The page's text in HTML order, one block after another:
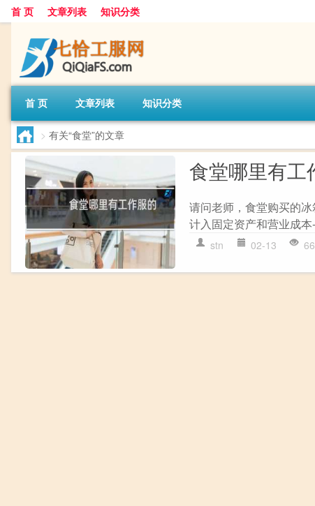
首 页 文章列表 知识分类
首 页 文章列表 知识分类
> 有关“食堂”的文章
食堂哪里有工
请问老师，食堂购买的
计入固定资产和营业成
stn 02-13